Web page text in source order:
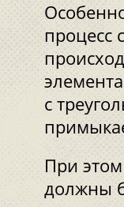
процесс
с
При
должны